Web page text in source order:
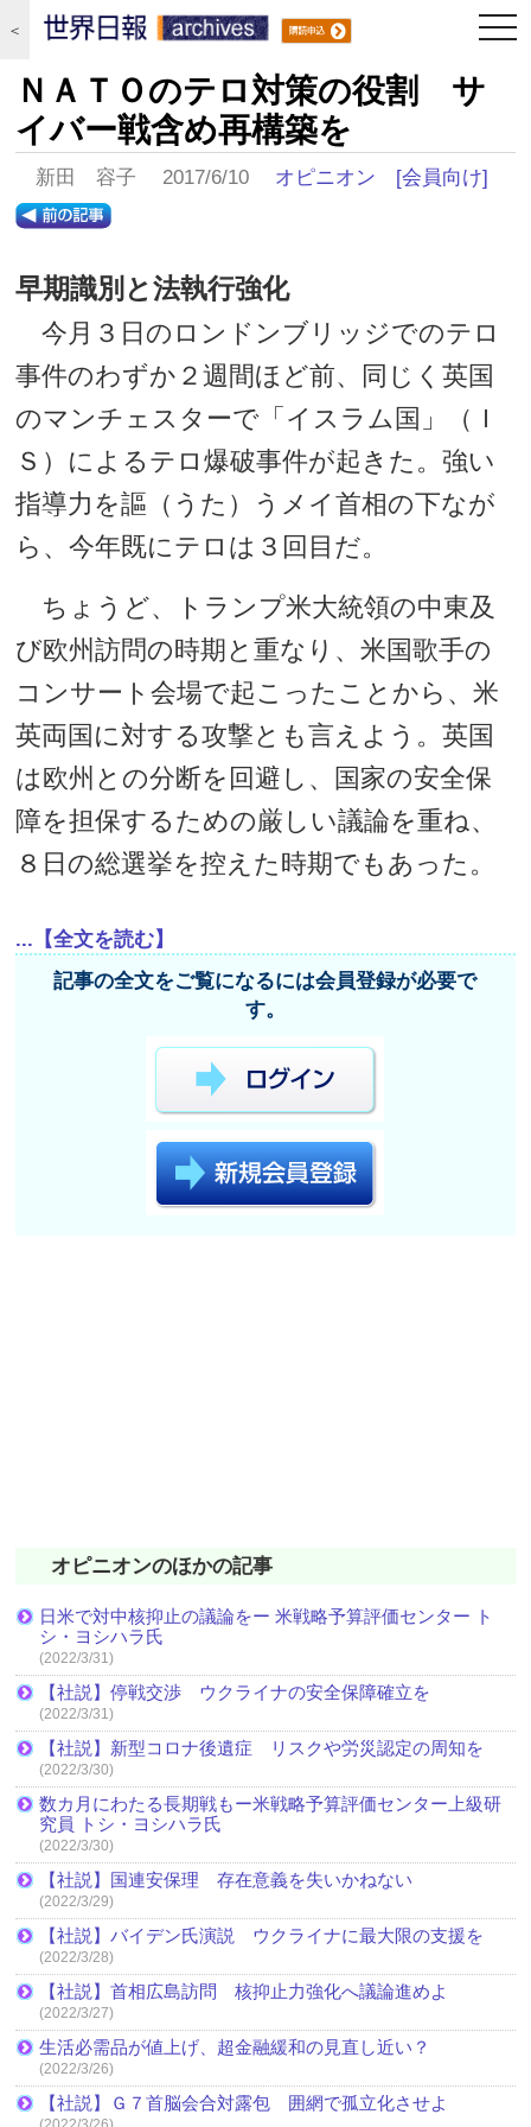
＜
ＮＡＴＯのテロ対策の役割 サ
イバー戦含め再構築を
新田 容子 2017/6/10 オピニオン [会員向け]
早期識別と法執行強化
今月３日のロンドンブリッジでのテロ
事件のわずか２週間ほど前、同じく英国
のマンチェスターで「イスラム国」（Ｉ
Ｓ）によるテロ爆破事件が起きた。強い
指導力を謳（うた）うメイ首相の下なが
ら、今年既にテロは３回目だ。
ちょうど、トランプ米大統領の中東及
び欧州訪問の時期と重なり、米国歌手の
コンサート会場で起こったことから、米
英両国に対する攻撃とも言えよう。英国
は欧州との分断を回避し、国家の安全保
障を担保するための厳しい議論を重ね、
８日の総選挙を控えた時期でもあった。
...【全文を読む】
記事の全文をご覧になるには会員登録が必要で
す。
オピニオンのほかの記事
日米で対中核抑止の議論をー 米戦略予算評価センター ト
シ・ヨシハラ氏
(2022/3/31)
【社説】停戦交渉 ウクライナの安全保障確立を
(2022/3/31)
【社説】新型コロナ後遺症 リスクや労災認定の周知を
(2022/3/30)
数カ月にわたる長期戦もー米戦略予算評価センター上級研
究員 トシ・ヨシハラ氏
(2022/3/30)
【社説】国連安保理 存在意義を失いかねない
(2022/3/29)
【社説】バイデン氏演説 ウクライナに最大限の支援を
(2022/3/28)
【社説】首相広島訪問 核抑止力強化へ議論進めよ
(2022/3/27)
生活必需品が値上げ、超金融緩和の見直し近い？
(2022/3/26)
【社説】Ｇ７首脳会合対露包 囲網で孤立化させよ